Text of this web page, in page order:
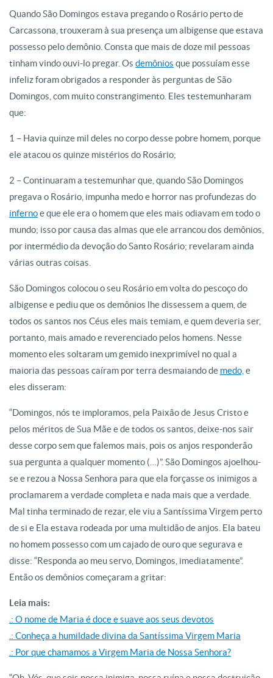
Quando São Domingos estava pregando o Rosário perto de
Carcassona, trouxeram à sua presença um albigense que estava
possesso pelo demônio. Consta que mais de doze mil pessoas
tinham vindo ouvi-lo pregar. Os demônios que possuíam esse
infeliz foram obrigados a responder às perguntas de São
Domingos, com muito constrangimento. Eles testemunharam
que:
1 – Havia quinze mil deles no corpo desse pobre homem, porque
ele atacou os quinze mistérios do Rosário;
2 – Continuaram a testemunhar que, quando São Domingos
pregava o Rosário, impunha medo e horror nas profundezas do
infernoe que ele era o homem que eles mais odiavam em todo o
mundo; isso por causa das almas que ele arrancou dos demônios,
por intermédio da devoção do Santo Rosário; revelaram ainda
várias outras coisas.
São Domingos colocou o seu Rosário em volta do pescoço do
albigense e pediu que os demônios lhe dissessem a quem, de
todos os santos nos Céus eles mais temiam, e quem deveria ser,
portanto, mais amado e reverenciado pelos homens. Nesse
momento eles soltaram um gemido inexprimível no qual a
maioria das pessoas caíram por terra desmaiando de medo, e
eles disseram:
“Domingos, nós te imploramos, pela Paixão de Jesus Cristo e
pelos méritos de Sua Mãe e de todos os santos, deixe-nos sair
desse corpo sem que falemos mais, pois os anjos responderão
sua pergunta a qualquer momento (…)”. São Domingos ajoelhou-
se e rezou a Nossa Senhora para que ela forçasse os inimigos a
proclamarem a verdade completa e nada mais que a verdade.
Mal tinha terminado de rezar, ele viu a Santíssima Virgem perto
de si e Ela estava rodeada por uma multidão de anjos. Ela bateu
no homem possesso com um cajado de ouro que segurava e
disse: “Responda ao meu servo, Domingos, imediatamente”.
Então os demônios começaram a gritar:
Leia mais:
.: O nome de Maria é doce e suave aos seus devotos
.: Conheça a humildade divina da Santíssima Virgem Maria
.: Por que chamamos a Virgem Maria de Nossa Senhora?